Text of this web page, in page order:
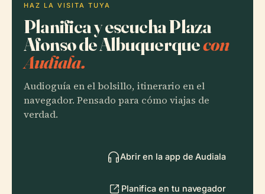
HAZ LA VISITA TUYA
Planifica y escucha Plaza
Afonso de Albuquerquecon
Audiala.
Audioguía en el bolsillo, itinerario en el
navegador. Pensado para cómo viajas de
verdad.
Abrir en la app de Audiala
Planifica en tu navegador